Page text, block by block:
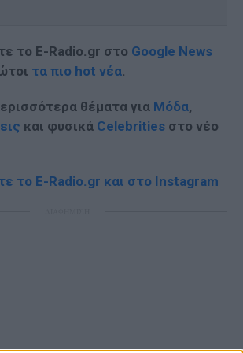
το E-Radio.gr στο Google News
τα πιο hot νέα.
θέματα για Μόδα,
και φυσικά Celebrities στο νέο
το E-Radio.gr και στο Instagram